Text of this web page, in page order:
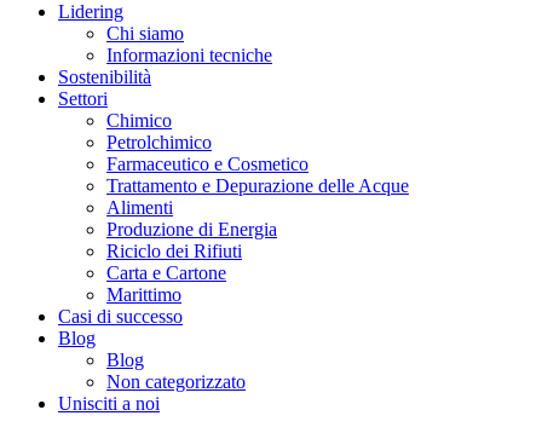
Lidering
Chi siamo
Informazioni tecniche
Sostenibilità
Settori
Chimico
Petrolchimico
Farmaceutico e Cosmetico
Trattamento e Depurazione delle Acque
Alimenti
Produzione di Energia
Riciclo dei Rifiuti
Carta e Cartone
Marittimo
Casi di successo
Blog
Blog
Non categorizzato
Unisciti a noi